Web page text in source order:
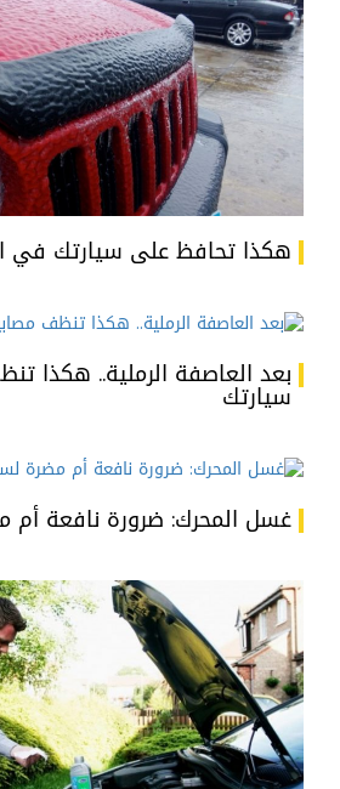
هكذا تحافظ على سيارتك في
بعد العاصفة الرملية.. هكذا
سيارتك
غسل المحرك: ضرورة نافعة أم